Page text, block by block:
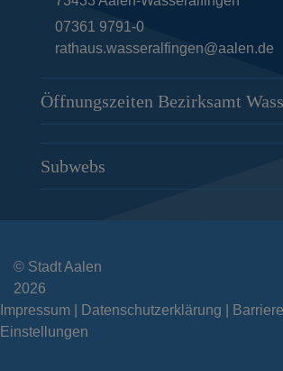
07361 9791-0
rathaus.wasseralfingen@aalen.de
Öffnungszeiten Bezirksamt
Subwebs
© Stadt Aalen
2026
Impressum
Datenschutzerklärung
Einstellungen